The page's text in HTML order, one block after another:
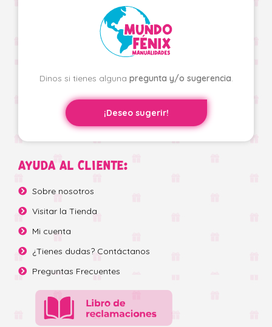
Dinos si tienes alguna pregunta y/o sugerencia.
¡Deseo sugerir!
AYUDA AL CLIENTE:
Sobre nosotros
Visitar la Tienda
Mi cuenta
¿Tienes dudas? Contáctanos
Preguntas Frecuentes